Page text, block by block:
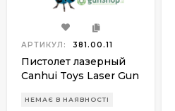
АРТИКУЛ: 381.00.11
Пистолет лазерный
Canhui Toys Laser Gun
жуком
НЕМАЄ В НАЯВНОСТІ